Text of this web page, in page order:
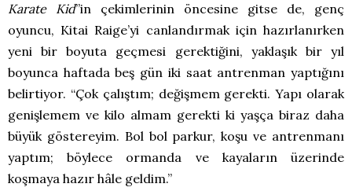
Karate Kid”in çekimlerinin öncesine gitse de, genç
oyuncu, Kitai Raige’yi canlandırmak için hazırlanırken
yeni bir boyuta geçmesi gerektiğini, yaklaşık bir yıl
boyunca haftada beş gün iki saat antrenman yaptığını
belirtiyor. “Çok çalıştım; değişmem gerekti. Yapı olarak
genişlemem ve kilo almam gerekti ki yaşça biraz daha
büyük göstereyim. Bol bol parkur, koşu ve antrenmanı
yaptım; böylece ormanda ve kayaların üzerinde
koşmaya hazır hâle geldim.”